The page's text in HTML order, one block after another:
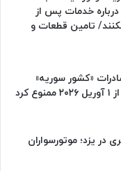
خدمات پس از
تامین قطعات و
«کشور سوریه»
یزد؛ موتورسواران